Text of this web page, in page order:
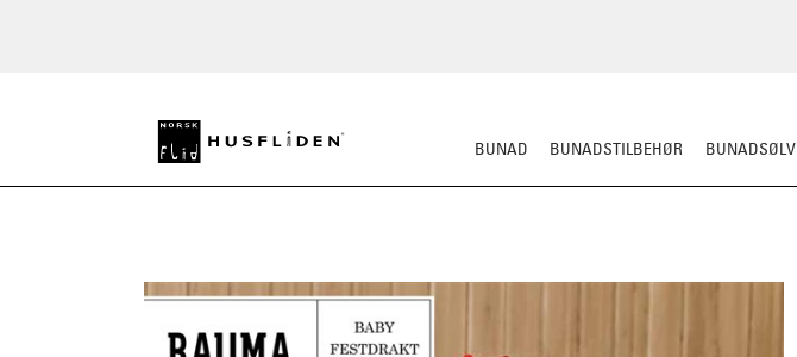
BUNAD BUNADSTILBEHØR BUNADSØLV